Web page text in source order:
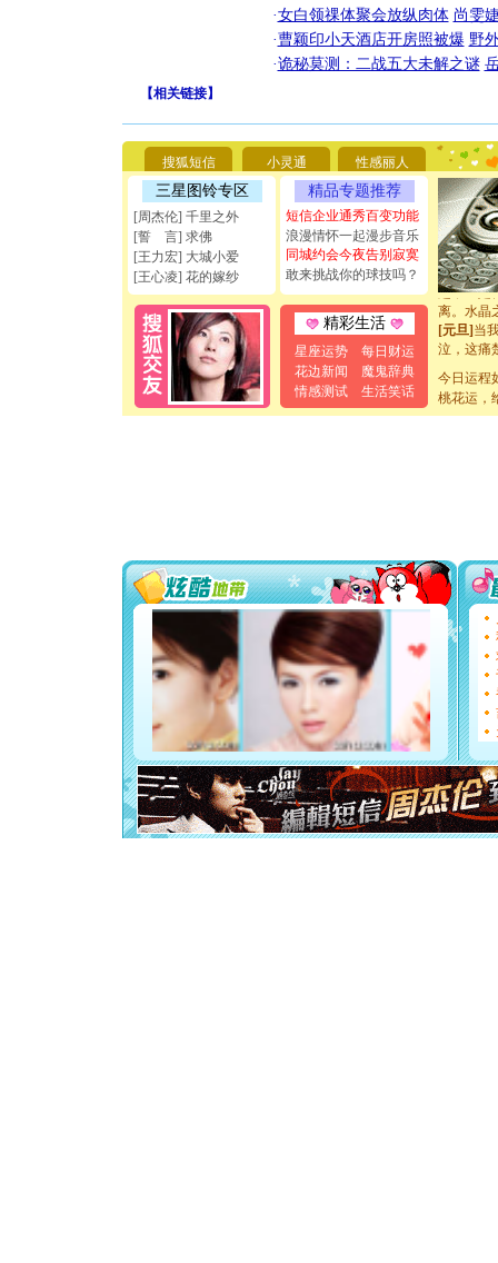
·女白领祼体聚会放纵肉体 尚雯
·曹颖印小天酒店开房照被爆 野
·诡秘莫测：二战五大未解之谜
【相关链接】
搜狐短信 小灵通 性感丽人
三星图铃专区
[周杰伦] 千里之外
[誓 言] 求佛
[王力宏] 大城小爱
[王心凌] 花的嫁纱
精品专题推荐
短信企业通秀百变功能
浪漫情怀一起漫步音乐
同城约会今夜告别寂寞
敢来挑战你的球技吗？
精彩生活
星座运势
每日财运
花边新闻
魔鬼辞典
情感测试
生活笑话
[圣诞节]
天都要快
[圣诞节]
如意,快
[元旦]看
断电。爱
你是我专
[元旦]如
起；二是
离。水晶
[元旦] 当
泣，这痛
[春节]风
颜！冬去
道一声平
能正大光
天都要快
[圣诞节]
如意,快
[元旦]
看
断电。
你是我
[元旦]
起；二
离。水
[元旦]当
泣，这痛
卖了。水
[春节]风
颜！冬去
今日运程
桃花运，